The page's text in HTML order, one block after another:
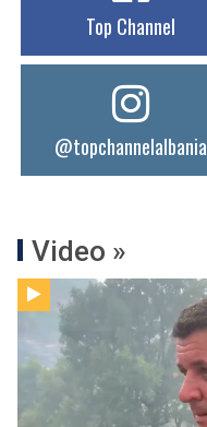
Top Channel
@topchannelalbania
Video »